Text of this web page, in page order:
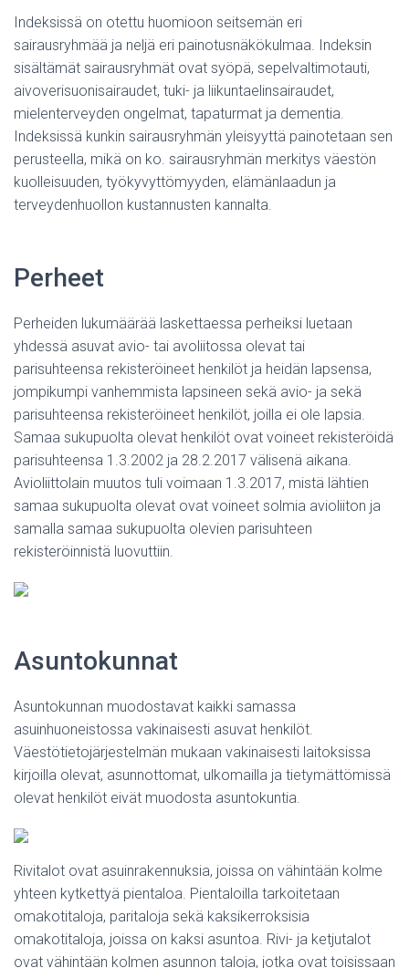
Indeksissä on otettu huomioon seitsemän eri
sairausryhmää ja neljä eri painotusnäkökulmaa. Indeksin
sisältämät sairausryhmät ovat syöpä, sepelvaltimotauti,
aivoverisuonisairaudet, tuki- ja liikuntaelinsairaudet,
mielenterveyden ongelmat, tapaturmat ja dementia.
Indeksissä kunkin sairausryhmän yleisyyttä painotetaan sen
perusteella, mikä on ko. sairausryhmän merkitys väestön
kuolleisuuden, työkyvyttömyyden, elämänlaadun ja
terveydenhuollon kustannusten kannalta.
Perheet
Perheiden lukumäärää laskettaessa perheiksi luetaan
yhdessä asuvat avio- tai avoliitossa olevat tai
parisuhteensa rekisteröineet henkilöt ja heidän lapsensa,
jompikumpi vanhemmista lapsineen sekä avio- ja sekä
parisuhteensa rekisteröineet henkilöt, joilla ei ole lapsia.
Samaa sukupuolta olevat henkilöt ovat voineet rekisteröidä
parisuhteensa 1.3.2002 ja 28.2.2017 välisenä aikana.
Avioliittolain muutos tuli voimaan 1.3.2017, mistä lähtien
samaa sukupuolta olevat ovat voineet solmia avioliiton ja
samalla samaa sukupuolta olevien parisuhteen
rekisteröinnistä luovuttiin.
Asuntokunnat
Asuntokunnan muodostavat kaikki samassa
asuinhuoneistossa vakinaisesti asuvat henkilöt.
Väestötietojärjestelmän mukaan vakinaisesti laitoksissa
kirjoilla olevat, asunnottomat, ulkomailla ja tietymättömissä
olevat henkilöt eivät muodosta asuntokuntia.
Rivitalot ovat asuinrakennuksia, joissa on vähintään kolme
yhteen kytkettyä pientaloa. Pientaloilla tarkoitetaan
omakotitaloja, paritaloja sekä kaksikerroksisia
omakotitaloja, joissa on kaksi asuntoa. Rivi- ja ketjutalot
ovat vähintään kolmen asunnon taloja, jotka ovat toisissaan